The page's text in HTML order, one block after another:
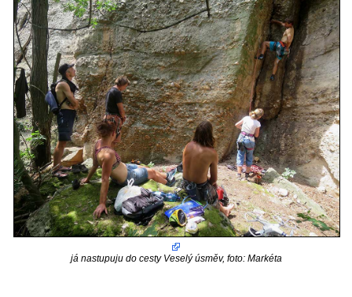
já nastupuju do cesty Veselý úsměv, foto: Markéta